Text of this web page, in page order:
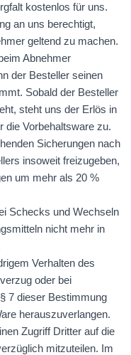
kostenlos für uns.
an uns berechtigt,
geltend zu machen.
Abnehmer
der Besteller seinen
Sobald der Besteller
steht uns der Erlös in
die Vorbehaltsware zu.
Sicherungen nach
insoweit freizugeben,
um mehr als 20 %
Schecks und Wechseln
nicht mehr in
Verhalten des
oder bei
7 dieser Bestimmung
herauszuverlangen.
Zugriff Dritter auf die
mitzuteilen. Im